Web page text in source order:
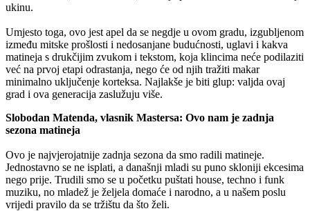
ukinu.
Umjesto toga, ovo jest apel da se negdje u ovom gradu, izgubljenom
između mitske prošlosti i nedosanjane budućnosti, uglavi i kakva
matineja s drukčijim zvukom i tekstom, koja klincima neće podilaziti
već na prvoj etapi odrastanja, nego će od njih tražiti makar
minimalno uključenje korteksa. Najlakše je biti glup: valjda ovaj
grad i ova generacija zaslužuju više.
Slobodan Matenda, vlasnik Mastersa: Ovo nam je zadnja
sezona matineja
Ovo je najvjerojatnije zadnja sezona da smo radili matineje.
Jednostavno se ne isplati, a današnji mladi su puno skloniji ekcesima
nego prije. Trudili smo se u početku puštati house, techno i funk
muziku, no mladež je željela domaće i narodno, a u našem poslu
vrijedi pravilo da se tržištu da što želi.